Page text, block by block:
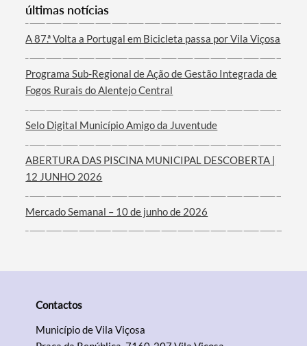
Categorias gerais
Filtros
últimas notícias
A 87.ª Volta a Portugal em Bicicleta passa por Vila Viçosa
Programa Sub-Regional de Ação de Gestão Integrada de
Fogos Rurais do Alentejo Central
Selo Digital Município Amigo da Juventude
ABERTURA DAS PISCINA MUNICIPAL DESCOBERTA |
12 JUNHO 2026
Mercado Semanal – 10 de junho de 2026
Contactos
Município de Vila Viçosa